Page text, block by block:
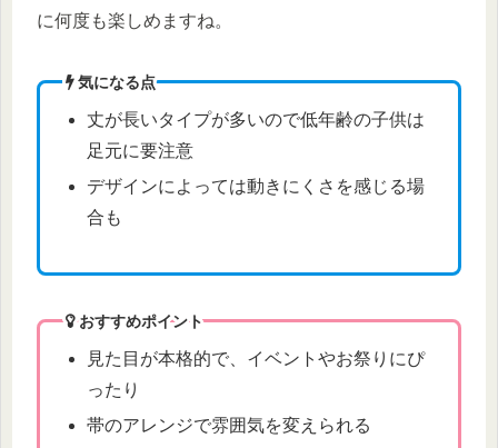
に何度も楽しめますね。
気になる点
丈が長いタイプが多いので低年齢の子供は
足元に要注意
デザインによっては動きにくさを感じる場
合も
おすすめポイント
見た目が本格的で、イベントやお祭りにぴ
ったり
帯のアレンジで雰囲気を変えられる